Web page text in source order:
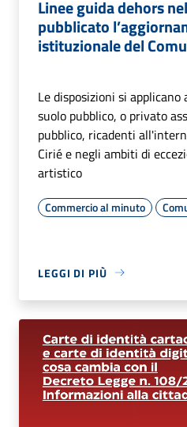
Linee guida dehors
pubblicato
istituzionale del
Le disposizioni si
suolo pubblico, o privato
pubblico, ricadenti
Cirié e negli ambiti di
artistico
Commercio al minuto
LEGGI DI PIÙ